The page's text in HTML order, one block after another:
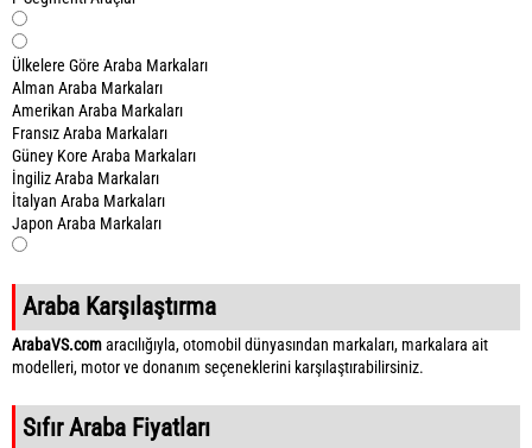
Ülkelere Göre Araba Markaları
Alman Araba Markaları
Amerikan Araba Markaları
Fransız Araba Markaları
Güney Kore Araba Markaları
İngiliz Araba Markaları
İtalyan Araba Markaları
Japon Araba Markaları
Araba Karşılaştırma
ArabaVS.comaracılığıyla, otomobil dünyasından markaları, markalara ait
modelleri, motor ve donanım seçeneklerini karşılaştırabilirsiniz.
Sıfır Araba Fiyatları